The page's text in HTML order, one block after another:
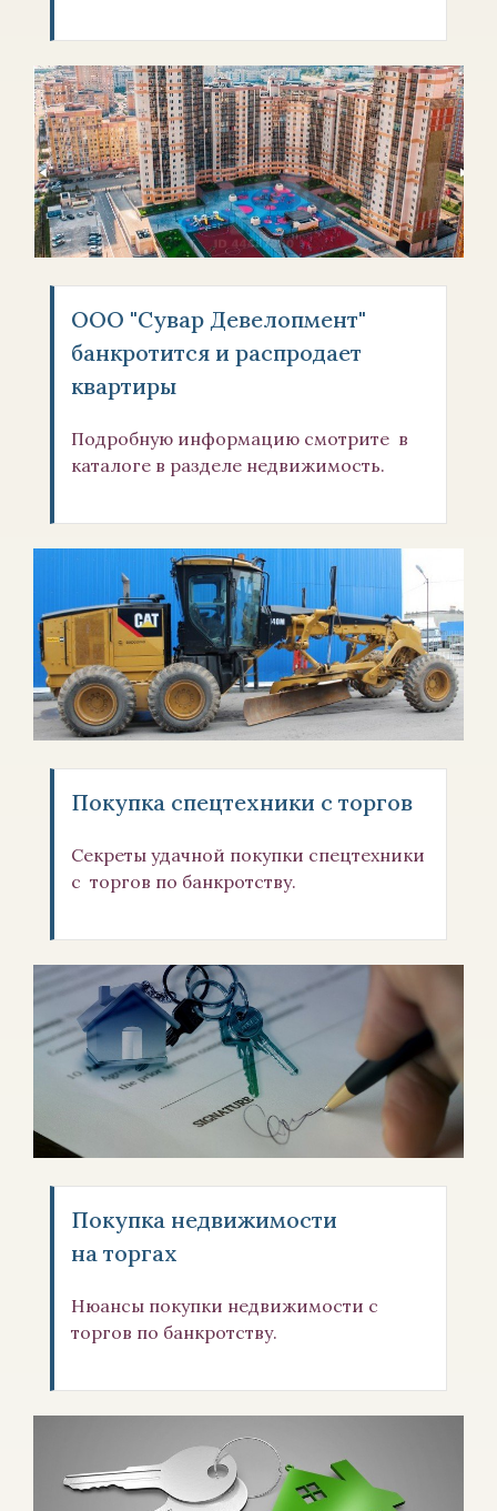
ООО "Сувар Девелопмент"
банкротится и распродает
квартиры
Подробную информацию смотрите в
каталоге в разделе недвижимость.
Покупка спецтехники с торгов
Секреты удачной покупки спецтехники
с торгов по банкротству.
Покупка недвижимости
на торгах
Нюансы покупки недвижимости с
торгов по банкротству.